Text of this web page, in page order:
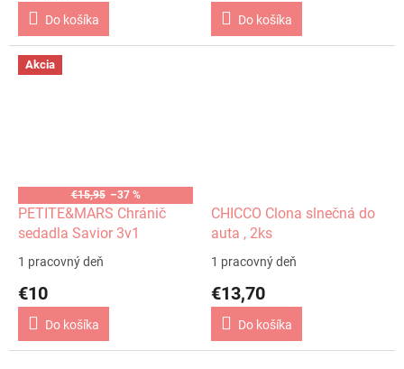
Do košíka Do košíka
Akcia
€15,95 –37 %
PETITE&MARS Chránič
sedadla Savior 3v1
1 pracovný deň
€10
Do košíka
CHICCO Clona slnečná do
auta , 2ks
1 pracovný deň
€13,70
Do košíka